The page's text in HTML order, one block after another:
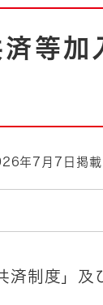
とじる
案内等加
年7月7日掲載
制度」及